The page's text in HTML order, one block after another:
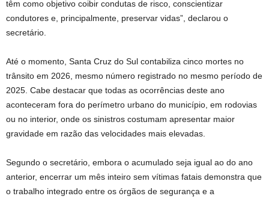
têm como objetivo coibir condutas de risco, conscientizar
condutores e, principalmente, preservar vidas”, declarou o
secretário.
Até o momento, Santa Cruz do Sul contabiliza cinco mortes no
trânsito em 2026, mesmo número registrado no mesmo período de
2025. Cabe destacar que todas as ocorrências deste ano
aconteceram fora do perímetro urbano do município, em rodovias
ou no interior, onde os sinistros costumam apresentar maior
gravidade em razão das velocidades mais elevadas.
Segundo o secretário, embora o acumulado seja igual ao do ano
anterior, encerrar um mês inteiro sem vítimas fatais demonstra que
o trabalho integrado entre os órgãos de segurança e a